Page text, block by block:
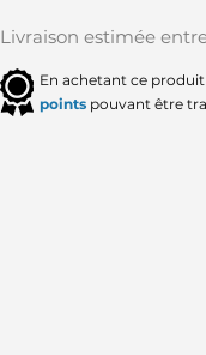
Livraison estimée
En achetant ce
points pouvant être